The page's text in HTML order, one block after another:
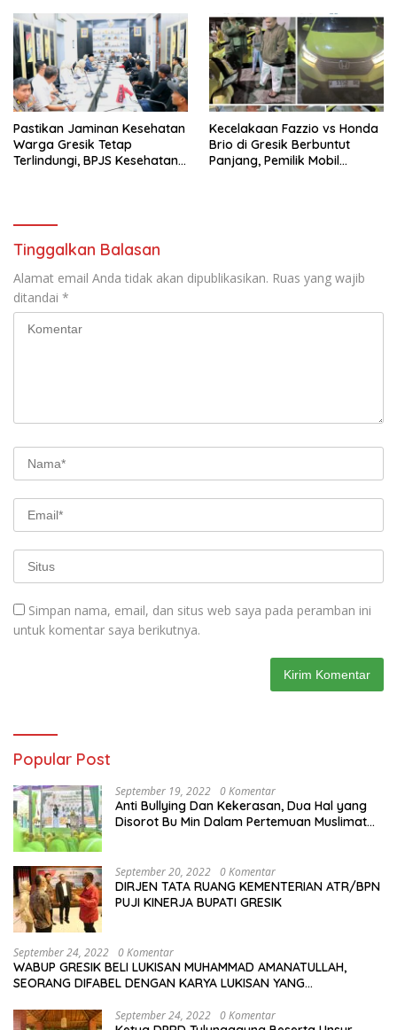
Pastikan Jaminan Kesehatan
Warga Gresik Tetap
Terlindungi, BPJS Kesehatan
Kecelakaan Fazzio vs Honda
Brio di Gresik Berbuntut
Panjang, Pemilik Mobil
Tinggalkan Balasan
Alamat email Anda tidak akan dipublikasikan. Ruas yang wajib
ditandai *
Simpan nama, email, dan situs web saya pada peramban ini
untuk komentar saya berikutnya.
Popular Post
September 19, 2022 0 Komentar
Anti Bullying Dan Kekerasan, Dua Hal yang
Disorot Bu Min Dalam Pertemuan Muslimat
September 20, 2022 0 Komentar
DIRJEN TATA RUANG KEMENTERIAN ATR/BPN
PUJI KINERJA BUPATI GRESIK
September 24, 2022 0 Komentar
WABUP GRESIK BELI LUKISAN MUHAMMAD AMANATULLAH,
SEORANG DIFABEL DENGAN KARYA LUKISAN YANG
September 24, 2022 0 Komentar